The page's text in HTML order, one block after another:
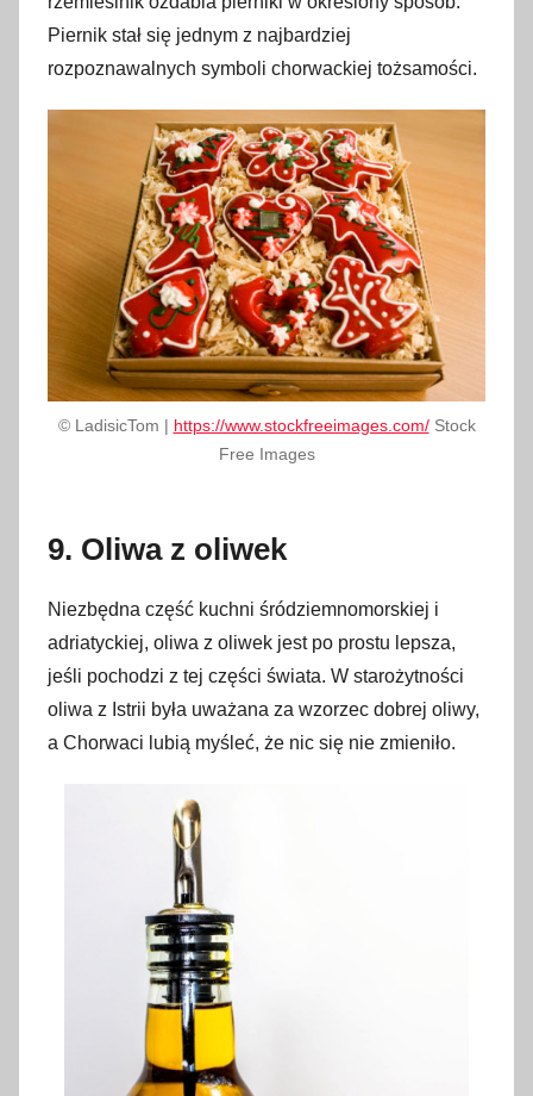
Piernik stał się jednym z najbardziej
rozpoznawalnych symboli chorwackiej tożsamości.
© LadisicTom | https://www.stockfreeimages.com/Stock
Free Images
9. Oliwa z oliwek
Niezbędna część kuchni śródziemnomorskiej i
adriatyckiej, oliwa z oliwek jest po prostu lepsza,
jeśli pochodzi z tej części świata. W starożytności
oliwa z Istrii była uważana za wzorzec dobrej oliwy,
a Chorwaci lubią myśleć, że nic się nie zmieniło.